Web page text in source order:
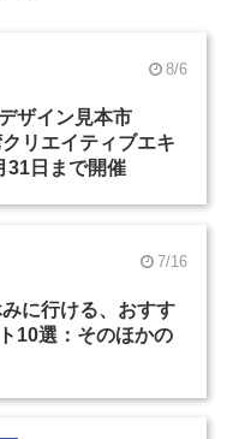
8/6
ザイン見本市
クリエイティブエキ
31日まで開催
7/16
に行ける、おすす
10選：そのほかの